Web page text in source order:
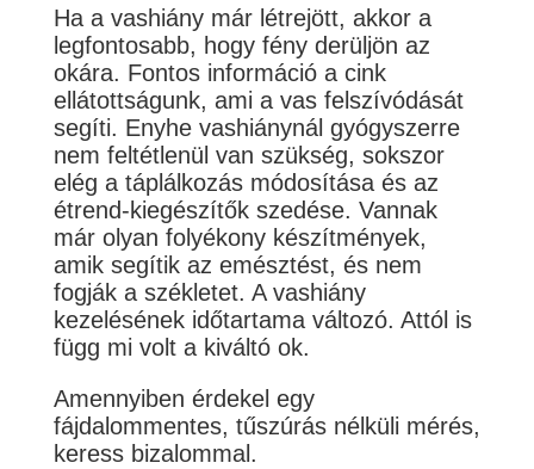
Ha a vashiány már létrejött, akkor a
legfontosabb, hogy fény derüljön az
okára. Fontos információ a cink
ellátottságunk, ami a vas felszívódását
segíti. Enyhe vashiánynál gyógyszerre
nem feltétlenül van szükség, sokszor
elég a táplálkozás módosítása és az
étrend-kiegészítők szedése. Vannak
már olyan folyékony készítmények,
amik segítik az emésztést, és nem
fogják a székletet. A vashiány
kezelésének időtartama változó. Attól is
függ mi volt a kiváltó ok.
Amennyiben érdekel egy
fájdalommentes, tűszúrás nélküli mérés,
keress bizalommal.